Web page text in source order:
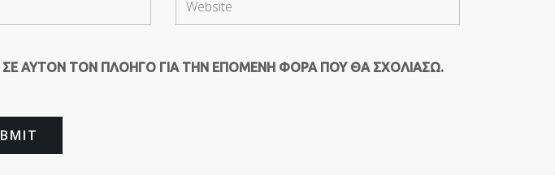
ΑΥΤΌΝ ΤΟΝ ΠΛΟΗΓΌ ΓΙΑ ΤΗΝ ΕΠΌΜΕΝΗ ΦΟΡΆ ΠΟΥ ΘΑ ΣΧΟΛΙΆΣΩ.